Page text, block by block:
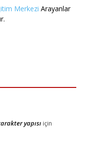
Merkezi Arayanlar
yapısı için